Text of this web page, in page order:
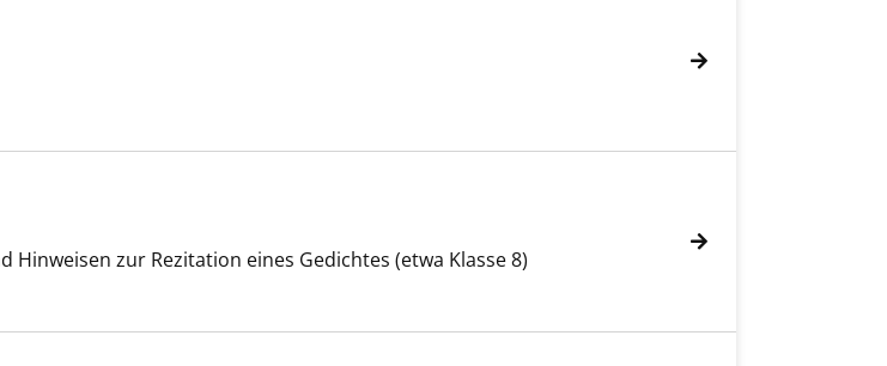
zur Rezitation eines Gedichtes (etwa Klasse 8)